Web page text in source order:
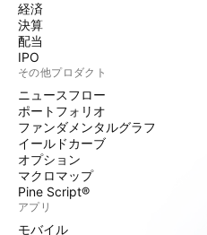
経済
決算
配当
IPO
その他プロダクト
ニュースフロー
ポートフォリオ
ファンダメンタルグラフ
イールドカーブ
オプション
マクロマップ
Pine Script®
アプリ
モバイル